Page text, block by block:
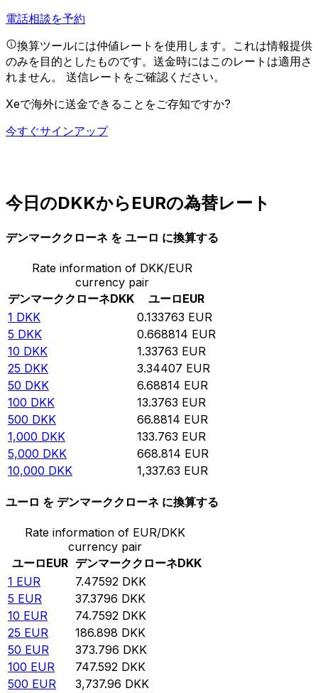
電話相談を予約
換算ツールには仲値レートを使用します。これは情報提供
のみを目的としたものです。送金時にはこのレートは適用さ
れません。 送信レートをご確認ください。
Xeで海外に送金できることをご存知ですか?
今すぐサインアップ
今日のDKKからEURの為替レート
デンマーククローネ を ユーロ に換算する
Rate information of DKK/EUR
currency pair
デンマーククローネDKK ユーロEUR
1 DKK 0.133763 EUR
5 DKK 0.668814 EUR
10 DKK 1.33763 EUR
25 DKK 3.34407 EUR
50 DKK 6.68814 EUR
100 DKK 13.3763 EUR
500 DKK 66.8814 EUR
1,000 DKK 133.763 EUR
5,000 DKK 668.814 EUR
10,000 DKK 1,337.63 EUR
ユーロ を デンマーククローネ に換算する
Rate information of EUR/DKK
currency pair
ユーロEUR デンマーククローネDKK
1 EUR 7.47592 DKK
5 EUR 37.3796 DKK
10 EUR 74.7592 DKK
25 EUR 186.898 DKK
50 EUR 373.796 DKK
100 EUR 747.592 DKK
500 EUR 3,737.96 DKK